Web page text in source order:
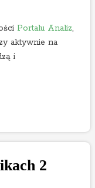
Portalu Analiz,
aktywnie na
i
2